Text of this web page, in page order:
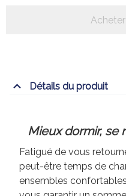
Détails du produit
Mieux dormir, se
Fatigué de vous
peut-être temps de
ensembles